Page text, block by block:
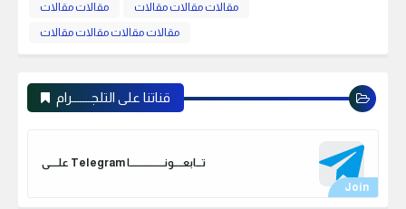
مقالات مقالات
مقالات مقالات مقالات
مقالات مقالات مقالات مقالات
قناتنا على التلجـــــــرام
علـــــى Telegram تـــابعـــــونـــــــــــــــــــا